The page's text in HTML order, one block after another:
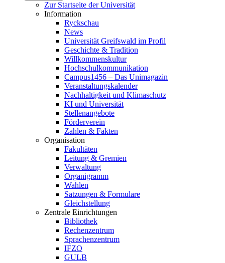
Zur Startseite der Universität
Information
Ryckschau
News
Universität Greifswald im Profil
Geschichte & Tradition
Willkommenskultur
Hochschulkommunikation
Campus1456 – Das Unimagazin
Veranstaltungskalender
Nachhaltigkeit und Klimaschutz
KI und Universität
Stellenangebote
Förderverein
Zahlen & Fakten
Organisation
Fakultäten
Leitung & Gremien
Verwaltung
Organigramm
Wahlen
Satzungen & Formulare
Gleichstellung
Zentrale Einrichtungen
Bibliothek
Rechenzentrum
Sprachenzentrum
IFZO
GULB